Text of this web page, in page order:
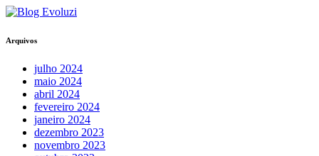
Arquivos
julho 2024
maio 2024
abril 2024
fevereiro 2024
janeiro 2024
dezembro 2023
novembro 2023